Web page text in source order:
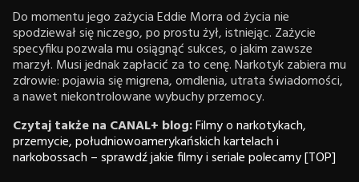
Do momentu jego zażycia Eddie Morra od życia nie
spodziewał się niczego, po prostu żył, istniejąc. Zażycie
specyfiku pozwala mu osiągnąć sukces, o jakim zawsze
marzył. Musi jednak zapłacić za to cenę. Narkotyk zabiera mu
zdrowie: pojawia się migrena, omdlenia, utrata świadomości,
a nawet niekontrolowane wybuchy przemocy.
Czytaj także na CANAL+ blog:Filmy o narkotykach,
przemycie, południowoamerykańskich kartelach i
narkobossach – sprawdź jakie filmy i seriale polecamy [TOP]